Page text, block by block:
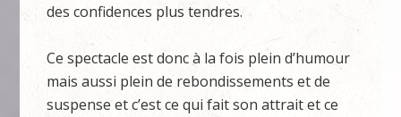
des confidences plus tendres.
Ce spectacle est donc à la fois plein d’humour
mais aussi plein de rebondissements et de
suspense et c’est ce qui fait son attrait et ce